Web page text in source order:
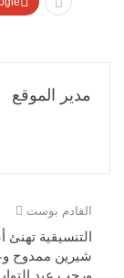
مدير الموقع
القادم بوست
التنسيقية تهنئ
شيرين ممدوح